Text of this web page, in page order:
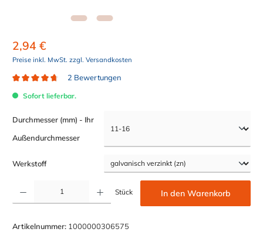
2,94 €
Preise inkl. MwSt. zzgl. Versandkosten
2 Bewertungen
Sofort lieferbar.
Durchmesser (mm) - Ihr
Außendurchmesserauswählen
Werkstoffauswählen
Produkt Anzahl: Gib den gewünschten Wert ein oder benutze die Schaltflächen um die Anzahl
Stück In den Warenkorb
Artikelnummer: 1000000306575